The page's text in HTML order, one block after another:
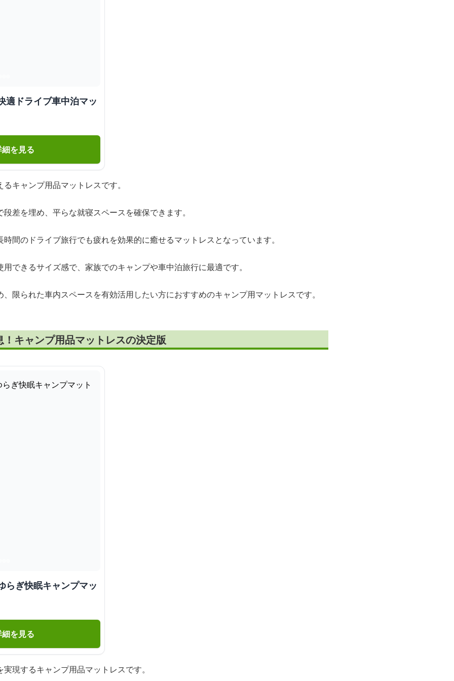
適ドライブ車中泊マッ
を見る
キャンプ用品マットレスです。
差を埋め、平らな就寝スペースを確保できます。
間のドライブ旅行でも疲れを効果的に癒せるマットレスとなっています。
できるサイズ感で、家族でのキャンプや車中泊旅行に最適です。
限られた車内スペースを有効活用したい方におすすめのキャンプ用マットレスです。
キャンプ用品マットレスの決定版
らぎ快眠キャンプマッ
を見る
現するキャンプ用品マットレスです。